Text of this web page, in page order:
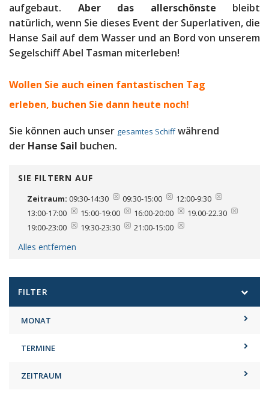
aufgebaut. Aber das allerschönste bleibt
natürlich, wenn Sie dieses Event der Superlativen, die
Hanse Sail auf dem Wasser und an Bord von unserem
Segelschiff Abel Tasman miterleben!
Wollen Sie auch einen fantastischen Tag
erleben, buchen Sie dann heute noch!
Sie können auch unser gesamtes Schiffwährend
der Hanse Sail buchen.
SIE FILTERN AUF
Zeitraum: 09:30-14:30 09:30-15:00
12:00-9:30
13:00-17:00
15:00-19:00 16:00-20:00
19.00-22.30
19:00-23:00
19:30-23:30 21:00-15:00
Alles entfernen
FILTER
MONAT
TERMINE
ZEITRAUM